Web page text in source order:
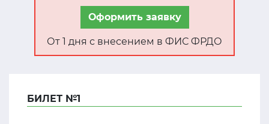
Оформить заявку
От 1 дня с внесением в ФИС ФРДО
БИЛЕТ №1